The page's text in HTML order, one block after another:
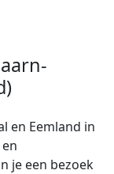
en Eemland in
je een bezoek